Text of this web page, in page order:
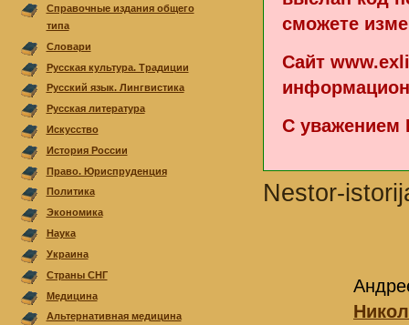
Справочные издания общего
типа
Cловари
Русская культура. Традиции
Русский язык. Лингвистика
Русская литература
Искусство
История России
Право. Юриспруденция
Политика
Экономика
Наука
Украина
Страны СНГ
Медицина
Альтернативная медицина
сможете
Сайт
С уважением
Nestor-